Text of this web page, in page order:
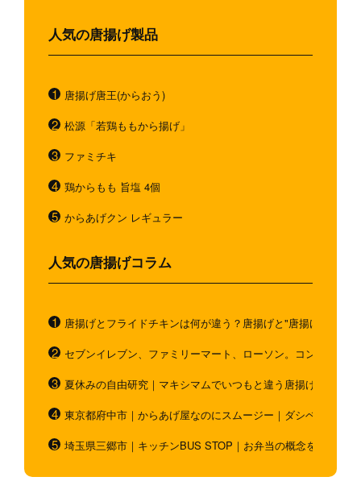
人気の唐揚げ製品
唐揚げ唐王(からおう)
松源「若鶏ももから揚げ」
ファミチキ
鶏からもも 旨塩 4個
からあげクン レギュラー
人気の唐揚げコラム
唐揚げとフライドチキンは何が違う？唐揚げと"唐揚げと似て
セブンイレブン、ファミリーマート、ローソン。コンビニの
夏休みの自由研究｜マキシマムでいつもと違う唐揚げを作ろう
東京都府中市｜からあげ屋なのにスムージー｜ダシベース唐
埼玉県三郷市｜キッチンBUS STOP｜お弁当の概念を超越！